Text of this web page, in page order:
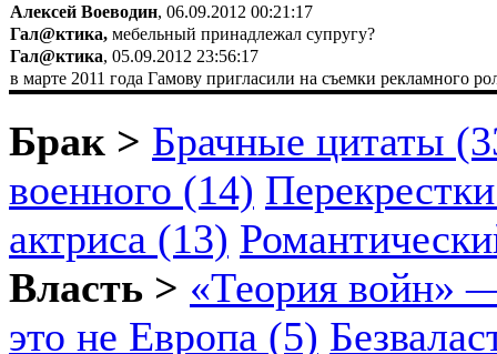
Алексей Воеводин, 06.09.2012 00:21:17
Гал@ктика, мебельный принадлежал супругу?
Гал@ктика, 05.09.2012 23:56:17
в марте 2011 года Гамову пригласили на съемки рекламного
Брак > Брачные цитаты
военного (14)
актриса (13)
Власть > «Теория войн»
это не Европа (5)